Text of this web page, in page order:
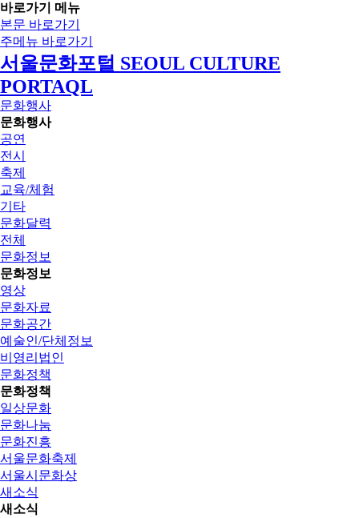
바로가기 메뉴
본문 바로가기
주메뉴 바로가기
서울문화포털 SEOUL CULTURE
PORTAQL
문화행사
문화행사
공연
전시
축제
교육/체험
기타
문화달력
전체
문화정보
문화정보
영상
문화자료
문화공간
예술인/단체정보
비영리법인
문화정책
문화정책
일상문화
문화나눔
문화진흥
서울문화축제
서울시문화상
새소식
새소식